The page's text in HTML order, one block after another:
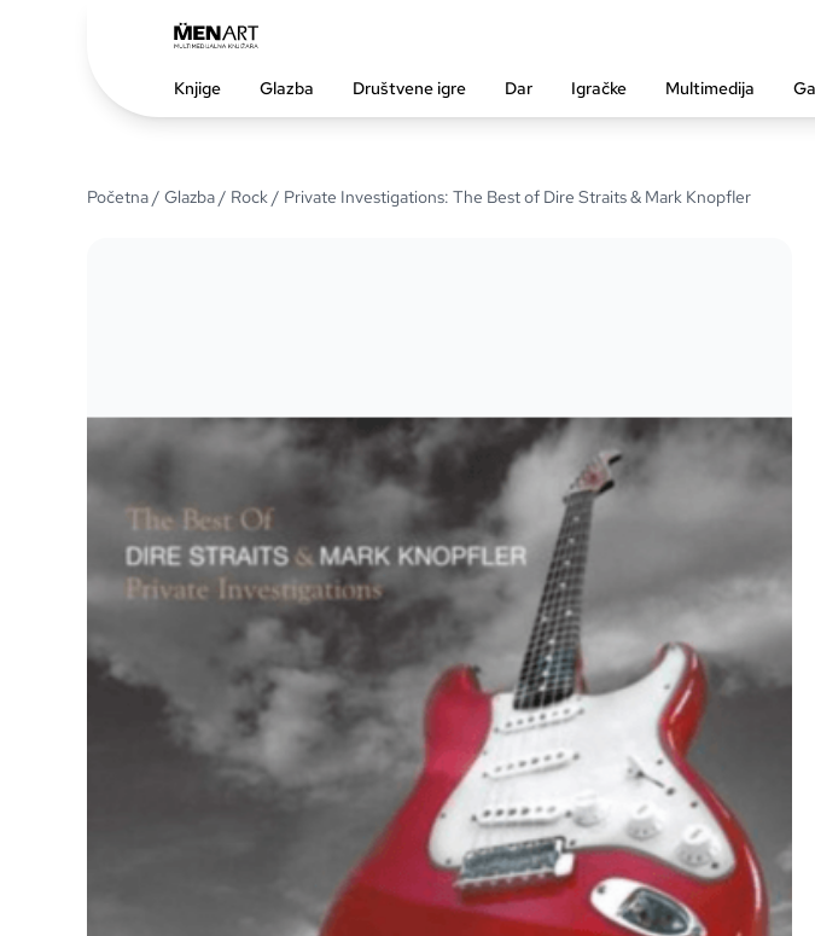
Knjige Glazba Društvene igre Dar Igračke Multimedija
Početna/ Glazba/ Rock/ Private Investigations: The Best of Dire Straits & Mark Knopfler